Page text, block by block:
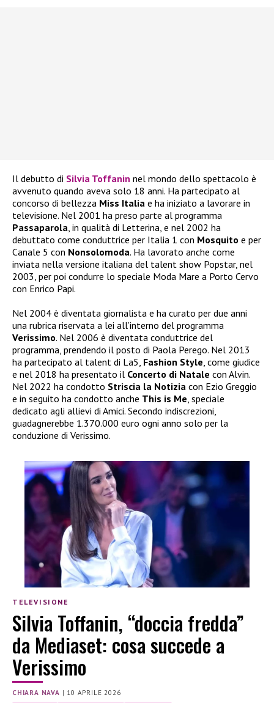
Il debutto di Silvia Toffanin nel mondo dello spettacolo è
avvenuto quando aveva solo 18 anni. Ha partecipato al
concorso di bellezza Miss Italia e ha iniziato a lavorare in
televisione. Nel 2001 ha preso parte al programma
Passaparola , in qualità di Letterina, e nel 2002 ha
debuttato come conduttrice per Italia 1 con Mosquito e per
Canale 5 con Nonsolomoda. Ha lavorato anche come
inviata nella versione italiana del talent show Popstar, nel
2003, per poi condurre lo speciale Moda Mare a Porto Cervo
con Enrico Papi.
Nel 2004 è diventata giornalista e ha curato per due anni
una rubrica riservata a lei all’interno del programma
Verissimo. Nel 2006 è diventata conduttrice del
programma, prendendo il posto di Paola Perego. Nel 2013
ha partecipato al talent di La5, Fashion Style , come giudice
e nel 2018 ha presentato il Concerto di Natale con Alvin.
Nel 2022 ha condotto Striscia la Notizia con Ezio Greggio
e in seguito ha condotto anche This is Me , speciale
dedicato agli allievi di Amici. Secondo indiscrezioni,
guadagnerebbe 1.370.000 euro ogni anno solo per la
conduzione di Verissimo.
TELEVISIONE
Silvia Toffanin, “doccia fredda”
da Mediaset: cosa succede a
Verissimo
CHIARA NAVA | 10 APRILE 2026